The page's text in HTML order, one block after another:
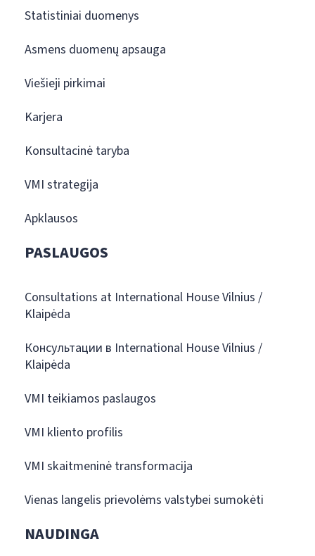
Statistiniai duomenys
Asmens duomenų apsauga
Viešieji pirkimai
Karjera
Konsultacinė taryba
VMI strategija
Apklausos
PASLAUGOS
Consultations at International House Vilnius /
Klaipėda
Консультации в International House Vilnius /
Klaipėda
VMI teikiamos paslaugos
VMI kliento profilis
VMI skaitmeninė transformacija
Vienas langelis prievolėms valstybei sumokėti
NAUDINGA